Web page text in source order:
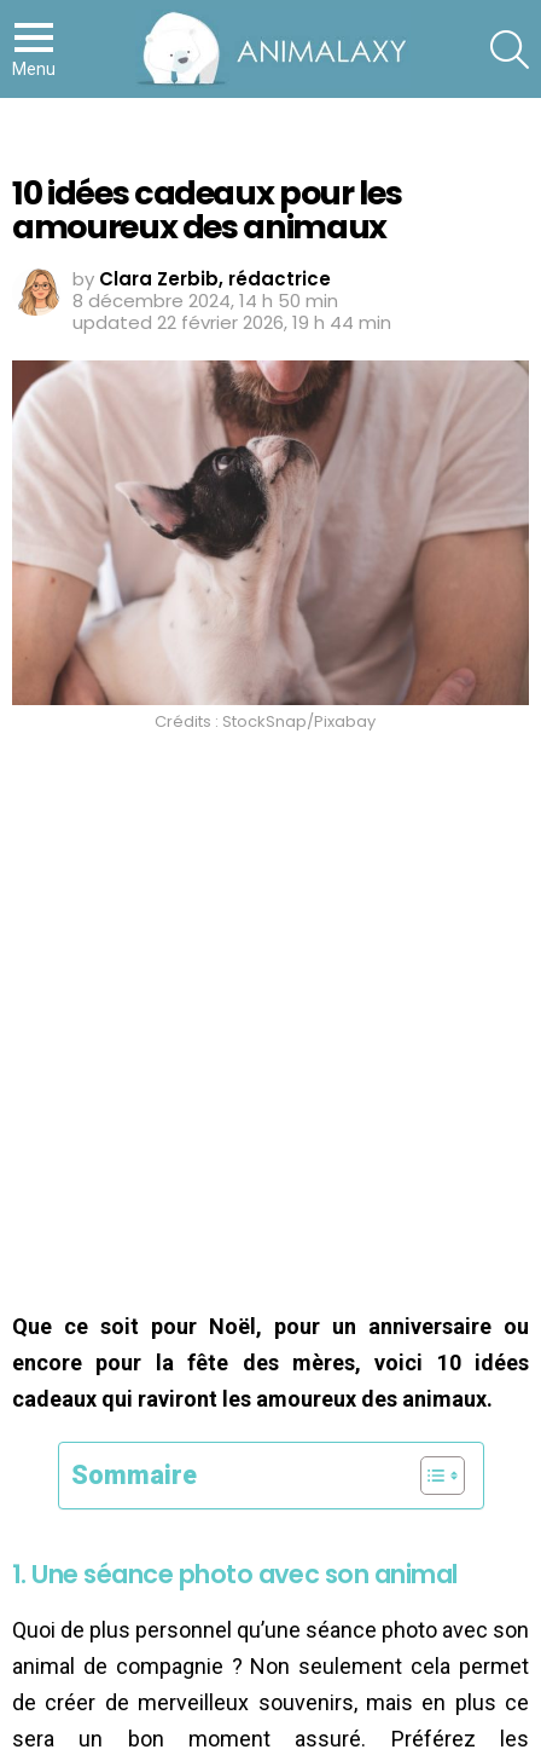
Menu
10 idées cadeaux pour les
amoureux des animaux
by Clara Zerbib, rédactrice
8 décembre 2024, 14 h 50 min
updated 22 février 2026, 19 h 44 min
Crédits : StockSnap/Pixabay
Que ce soit pour Noël, pour un anniversaire ou
encore pour la fête des mères, voici 10 idées
cadeaux qui raviront les amoureux des animaux.
Sommaire
1. Une séance photo avec son animal
Quoi de plus personnel qu’une séance photo avec son
animal de compagnie ? Non seulement cela permet
de créer de merveilleux souvenirs, mais en plus ce
sera un bon moment assuré. Préférez les